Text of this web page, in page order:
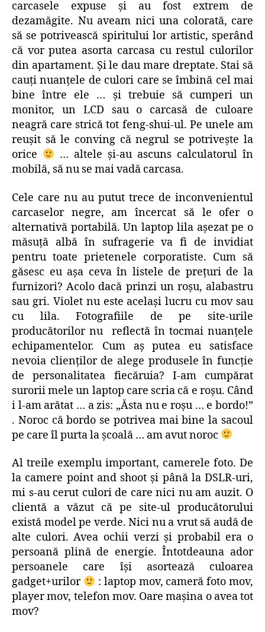
carcasele expuse şi au fost extrem de
dezamăgite. Nu aveam nici una colorată, care
să se potrivească spiritului lor artistic, sperând
că vor putea asorta carcasa cu restul culorilor
din apartament. Şi le dau mare dreptate. Stai să
cauţi nuanţele de culori care se îmbină cel mai
bine între ele … şi trebuie să cumperi un
monitor, un LCD sau o carcasă de culoare
neagră care strică tot feng-shui-ul. Pe unele am
reuşit să le conving că negrul se potriveşte la
orice
… altele şi-au ascuns calculatorul în
mobilă, să nu se mai vadă carcasa.
Cele care nu au putut trece de inconvenientul
carcaselor negre, am încercat să le ofer o
alternativă portabilă. Un laptop lila aşezat pe o
măsuţă albă în sufragerie va fi de invidiat
pentru toate prietenele corporatiste. Cum să
găsesc eu aşa ceva în listele de preţuri de la
furnizori? Acolo dacă prinzi un roşu, alabastru
sau gri. Violet nu este acelaşi lucru cu mov sau
cu lila. Fotografiile de pe site-urile
producătorilor nu reflectă în tocmai nuanţele
echipamentelor. Cum aş putea eu satisface
nevoia clienţilor de alege produsele în funcţie
de personalitatea fiecăruia? I-am cumpărat
surorii mele un laptop care scria că e roşu. Când
i l-am arătat … a zis: „Ăsta nu e roşu … e bordo!”
. Noroc că bordo se potrivea mai bine la sacoul
pe care îl purta la şcoală … am avut noroc
Al treile exemplu important, camerele foto. De
la camere point and shoot şi până la DSLR-uri,
mi s-au cerut culori de care nici nu am auzit. O
clientă a văzut că pe site-ul producătorului
există model pe verde. Nici nu a vrut să audă de
alte culori. Avea ochii verzi şi probabil era o
persoană plină de energie. Întotdeauna ador
persoanele care îşi asortează culoarea
gadget+urilor
: laptop mov, cameră foto mov,
player mov, telefon mov. Oare maşina o avea tot
mov?